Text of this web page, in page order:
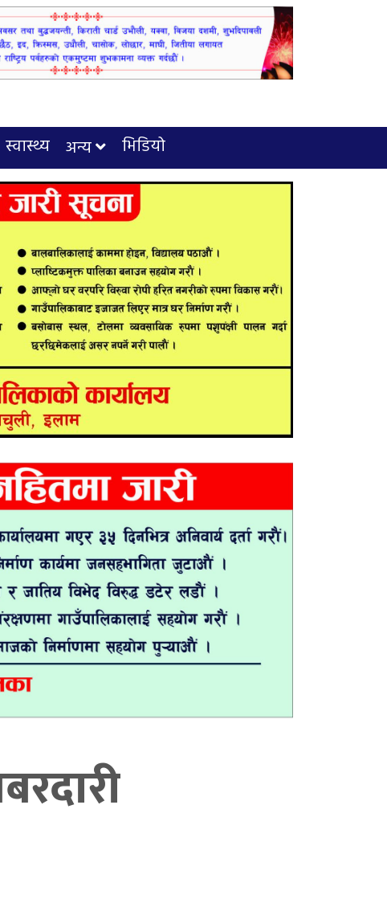
स्वास्थ्य अन्य भिडियो